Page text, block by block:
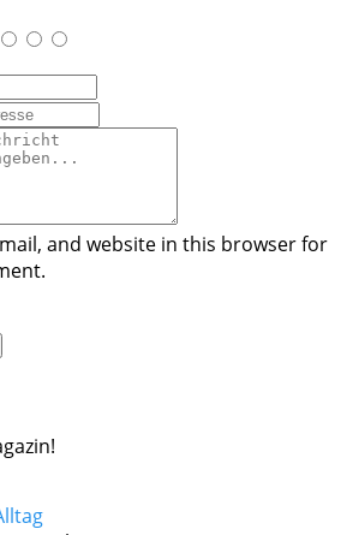
and website in this browser for